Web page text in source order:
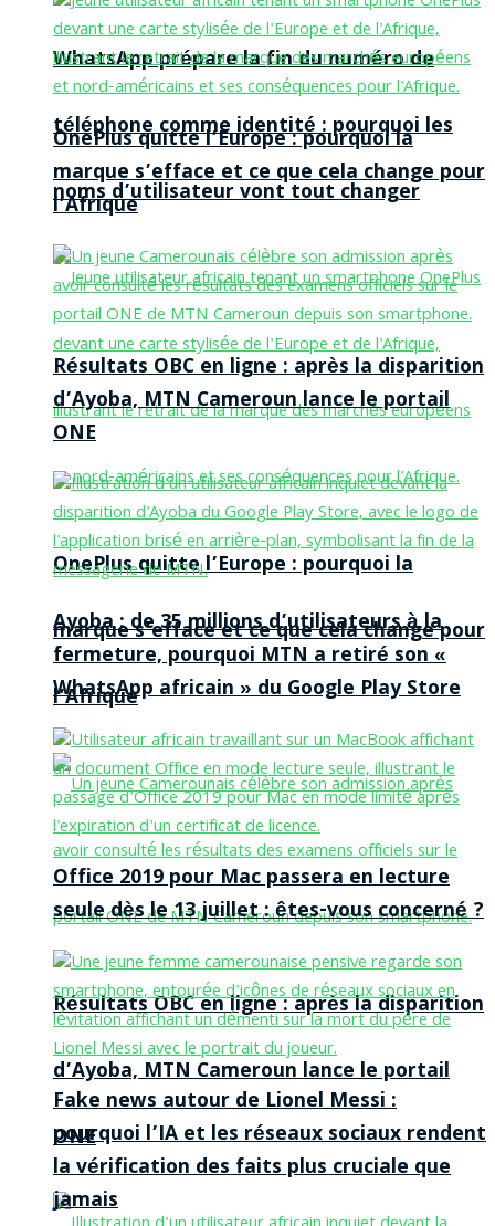
WhatsApp prépare la fin du numéro de
téléphone comme identité : pourquoi les
noms d’utilisateur vont tout changer
OnePlus quitte l’Europe : pourquoi la
marque s’efface et ce que cela change pour
l’Afrique
Résultats OBC en ligne : après la disparition
d’Ayoba, MTN Cameroun lance le portail
ONE
OnePlus quitte l’Europe : pourquoi la
marque s’efface et ce que cela change pour
l’Afrique
Résultats OBC en ligne : après la disparition
d’Ayoba, MTN Cameroun lance le portail
ONE
Ayoba : de 35 millions d’utilisateurs à la
fermeture, pourquoi MTN a retiré son «
WhatsApp africain » du Google Play Store
Office 2019 pour Mac passera en lecture
seule dès le 13 juillet : êtes-vous concerné ?
Fake news autour de Lionel Messi :
pourquoi l’IA et les réseaux sociaux rendent
la vérification des faits plus cruciale que
jamais